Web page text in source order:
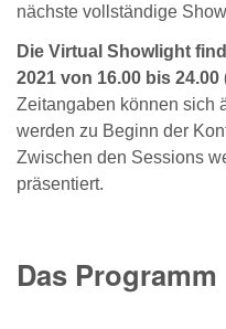
nächste vollständige
Die Virtual Showlight
2021 von 16.00 bis 24.00
Zeitangaben können sich
werden zu Beginn der
Zwischen den Sessions
präsentiert.
Das Programm